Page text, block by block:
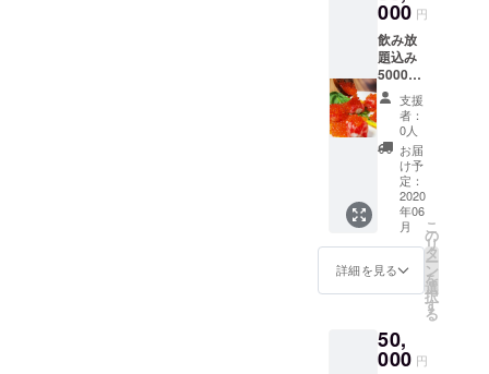
000 円
飲み放
題込み
5000円
コース
10回を
提供 ご
本人様
のみご
利用可
能 初回
来店日
より半
年間ご
利用可
能 2022
年3月ま
支援
者：
0人
お届
け予
定：
2020
年06
月
詳細を見る
こ
の
リ
タ
ー
ン
を
選
択
す
る
50,
000 円